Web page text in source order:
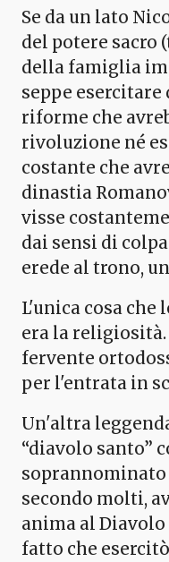
Se da un lato
del potere sacro
della famiglia
seppe
riforme che
rivoluzione né
costante che
dinastia
visse
dai sensi di
erede al trono,
L'unica cosa che
era la
fervente
per l'entrata in
Un'altra
“diavolo santo”
soprannominato
secondo molti,
anima al
fatto che